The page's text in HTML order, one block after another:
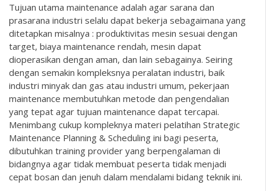
Tujuan utama maintenance adalah agar sarana dan
prasarana industri selalu dapat bekerja sebagaimana yang
ditetapkan misalnya : produktivitas mesin sesuai dengan
target, biaya maintenance rendah, mesin dapat
dioperasikan dengan aman, dan lain sebagainya. Seiring
dengan semakin kompleksnya peralatan industri, baik
industri minyak dan gas atau industri umum, pekerjaan
maintenance membutuhkan metode dan pengendalian
yang tepat agar tujuan maintenance dapat tercapai.
Menimbang cukup kompleknya materi pelatihan Strategic
Maintenance Planning & Scheduling ini bagi peserta,
dibutuhkan training provider yang berpengalaman di
bidangnya agar tidak membuat peserta tidak menjadi
cepat bosan dan jenuh dalam mendalami bidang teknik ini.